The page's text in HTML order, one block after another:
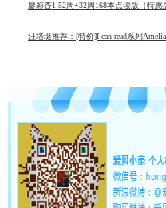
廖彩杏1-52周+32周168本点读版（特惠
汪培珽推荐：[特价]I can read系列